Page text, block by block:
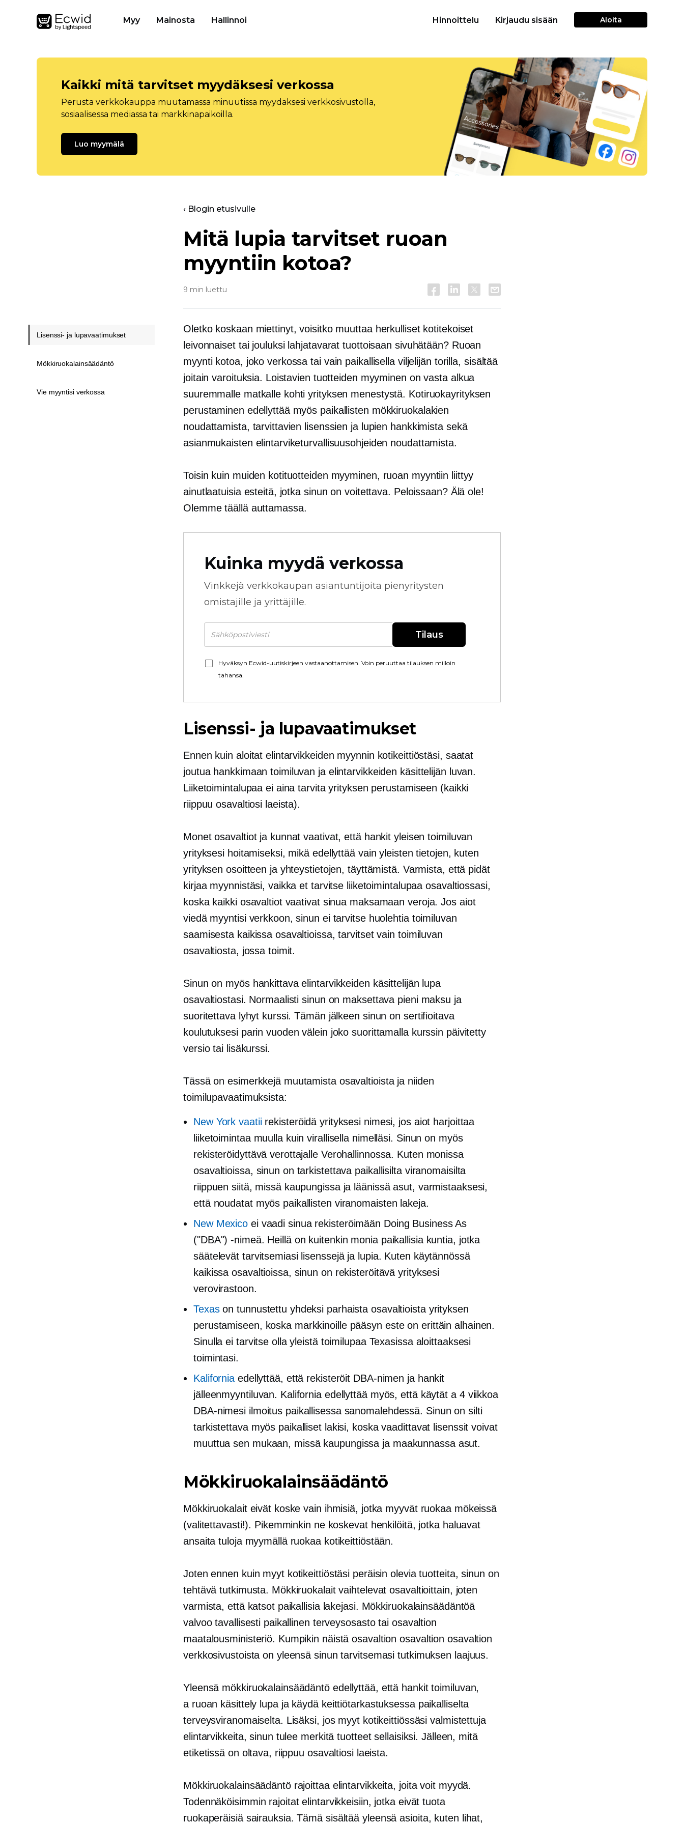
Myy Mainosta Hallinnoi Hinnoittelu Kirjaudu sisään Aloita
Kaikki mitä tarvitset myydäksesi verkossa
Perusta verkkokauppa muutamassa minuutissa myydäksesi verkkosivustolla,
sosiaalisessa mediassa tai markkinapaikoilla.
Luo myymälä
‹ Blogin etusivulle
Mitä lupia tarvitset ruoan
myyntiin kotoa?
9 min luettu
Oletko koskaan miettinyt, voisitko muuttaa herkulliset kotitekoiset
leivonnaiset tai jouluksi lahjatavarat tuottoisaan sivuhätään? Ruoan
myynti kotoa, joko verkossa tai vain paikallisella viljelijän torilla, sisältää
joitain varoituksia. Loistavien tuotteiden myyminen on vasta alkua
suuremmalle matkalle kohti yrityksen menestystä. Kotiruokayrityksen
perustaminen edellyttää myös paikallisten mökkiruokalakien
noudattamista, tarvittavien lisenssien ja lupien hankkimista sekä
asianmukaisten elintarviketurvallisuusohjeiden noudattamista.
Toisin kuin muiden kotituotteiden myyminen, ruoan myyntiin liittyy
ainutlaatuisia esteitä, jotka sinun on voitettava. Peloissaan? Älä ole!
Olemme täällä auttamassa.
Kuinka myydä verkossa
Vinkkejä verkkokaupan asiantuntijoita pienyritysten
omistajille ja yrittäjille.
Tilaus
Hyväksyn Ecwid-uutiskirjeen vastaanottamisen. Voin peruuttaa tilauksen milloin
tahansa.
Lisenssi- ja lupavaatimukset
Ennen kuin aloitat elintarvikkeiden myynnin kotikeittiöstäsi, saatat
joutua hankkimaan toimiluvan ja elintarvikkeiden käsittelijän luvan.
Liiketoimintalupaa ei aina tarvita yrityksen perustamiseen (kaikki
riippuu osavaltiosi laeista).
Monet osavaltiot ja kunnat vaativat, että hankit yleisen toimiluvan
yrityksesi hoitamiseksi, mikä edellyttää vain yleisten tietojen, kuten
yrityksen osoitteen ja yhteystietojen, täyttämistä. Varmista, että pidät
kirjaa myynnistäsi, vaikka et tarvitse liiketoimintalupaa osavaltiossasi,
koska kaikki osavaltiot vaativat sinua maksamaan veroja. Jos aiot
viedä myyntisi verkkoon, sinun ei tarvitse huolehtia toimiluvan
saamisesta kaikissa osavaltioissa, tarvitset vain toimiluvan
osavaltiosta, jossa toimit.
Sinun on myös hankittava elintarvikkeiden käsittelijän lupa
osavaltiostasi. Normaalisti sinun on maksettava pieni maksu ja
suoritettava lyhyt kurssi. Tämän jälkeen sinun on sertifioitava
koulutuksesi parin vuoden välein joko suorittamalla kurssin päivitetty
versio tai lisäkurssi.
Tässä on esimerkkejä muutamista osavaltioista ja niiden
toimilupavaatimuksista:
New York vaatiirekisteröidä yrityksesi nimesi, jos aiot harjoittaa
liiketoimintaa muulla kuin virallisella nimelläsi. Sinun on myös
rekisteröidyttävä verottajalle Verohallinnossa. Kuten monissa
osavaltioissa, sinun on tarkistettava paikallisilta viranomaisilta
riippuen siitä, missä kaupungissa ja läänissä asut, varmistaaksesi,
että noudatat myös paikallisten viranomaisten lakeja.
New Mexico ei vaadi sinua rekisteröimään Doing Business As
("DBA") -nimeä. Heillä on kuitenkin monia paikallisia kuntia, jotka
säätelevät tarvitsemiasi lisenssejä ja lupia. Kuten käytännössä
kaikissa osavaltioissa, sinun on rekisteröitävä yrityksesi
verovirastoon.
Texason tunnustettu yhdeksi parhaista osavaltioista yrityksen
perustamiseen, koska markkinoille pääsyn este on erittäin alhainen.
Sinulla ei tarvitse olla yleistä toimilupaa Texasissa aloittaaksesi
toimintasi.
Kalifornia edellyttää, että rekisteröit DBA-nimen ja hankit
jälleenmyyntiluvan. Kalifornia edellyttää myös, että käytät a 4 viikkoa
DBA-nimesi ilmoitus paikallisessa sanomalehdessä. Sinun on silti
tarkistettava myös paikalliset lakisi, koska vaadittavat lisenssit voivat
muuttua sen mukaan, missä kaupungissa ja maakunnassa asut.
Mökkiruokalainsäädäntö
Mökkiruokalait eivät koske vain ihmisiä, jotka myyvät ruokaa mökeissä
(valitettavasti!). Pikemminkin ne koskevat henkilöitä, jotka haluavat
ansaita tuloja myymällä ruokaa kotikeittiöstään.
Joten ennen kuin myyt kotikeittiöstäsi peräisin olevia tuotteita, sinun on
tehtävä tutkimusta. Mökkiruokalait vaihtelevat osavaltioittain, joten
varmista, että katsot paikallisia lakejasi. Mökkiruokalainsäädäntöä
valvoo tavallisesti paikallinen terveysosasto tai osavaltion
maatalousministeriö. Kumpikin näistä osavaltion osavaltion osavaltion
verkkosivustoista on yleensä sinun tarvitsemasi tutkimuksen laajuus.
Yleensä mökkiruokalainsäädäntö edellyttää, että hankit toimiluvan,
a ruoan käsittely lupa ja käydä keittiötarkastuksessa paikalliselta
terveysviranomaiselta. Lisäksi, jos myyt kotikeittiössäsi valmistettuja
elintarvikkeita, sinun tulee merkitä tuotteet sellaisiksi. Jälleen, mitä
etiketissä on oltava, riippuu osavaltiosi laeista.
Mökkiruokalainsäädäntö rajoittaa elintarvikkeita, joita voit myydä.
Todennäköisimmin rajoitat elintarvikkeisiin, jotka eivät tuota
ruokaperäisiäsairauksia. Tämä sisältää yleensä asioita, kuten lihat,
Lisenssi- ja lupavaatimukset
Mökkiruokalainsäädäntö
Vie myyntisi verkossa